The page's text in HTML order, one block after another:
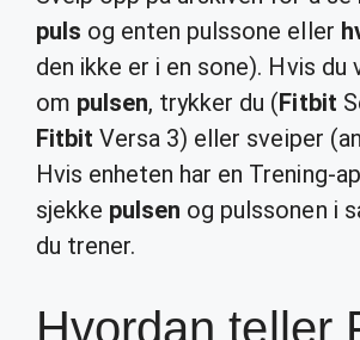
puls og enten pulssone eller
den ikke er i en sone). Hvis du
om pulsen, trykker du (Fitbit
Fitbit Versa 3) eller sveiper
Hvis enheten har en Trening-
sjekke pulsen og pulssonen i
du trener.
Hvordan teller